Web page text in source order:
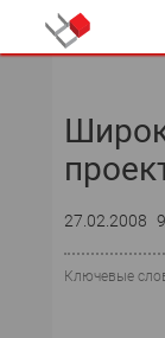
27.02.2008
Ключевые